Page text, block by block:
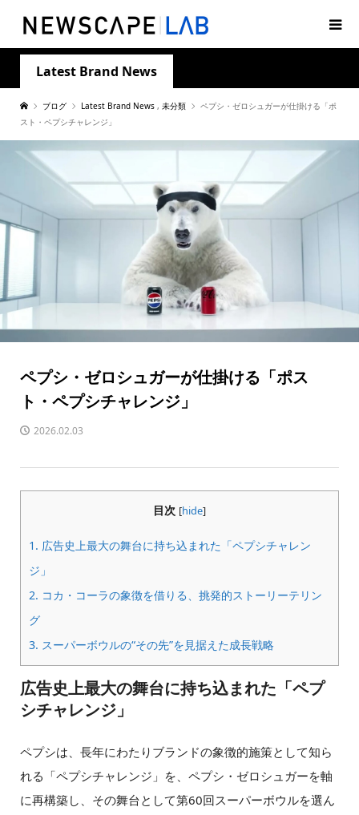
Latest Brand News
ブログ Latest Brand News , 未分類
ペプシ・ゼロシュガーが仕掛ける「ポ
スト・ペプシチャレンジ」
ペプシ・ゼロシュガーが仕掛ける「ポス
ト・ペプシチャレンジ」
2026.02.03
目次 [hide]
1. 広告史上最大の舞台に持ち込まれた「ペプシチャレン
ジ」
2. コカ・コーラの象徴を借りる、挑発的ストーリーテリン
グ
3. スーパーボウルの“その先”を見据えた成長戦略
広告史上最大の舞台に持ち込まれた「ペプ
シチャレンジ」
ペプシは、長年にわたりブランドの象徴的施策として知ら
れる「ペプシチャレンジ」を、ペプシ・ゼロシュガーを軸
に再構築し、その舞台として第60回スーパーボウルを選ん